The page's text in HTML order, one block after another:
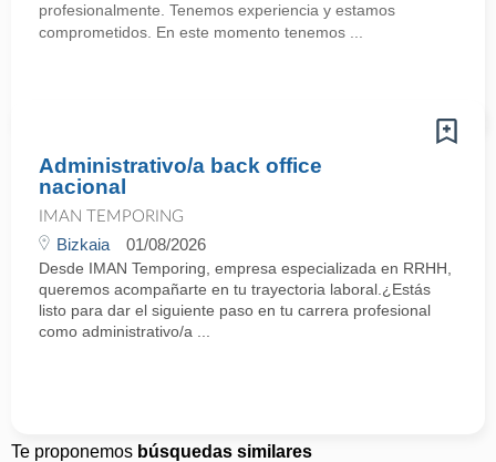
profesionalmente. Tenemos experiencia y estamos
comprometidos. En este momento tenemos ...
Administrativo/a back office
nacional
IMAN TEMPORING
Bizkaia 01/08/2026
Desde IMAN Temporing, empresa especializada en RRHH,
queremos acompañarte en tu trayectoria laboral.¿Estás
listo para dar el siguiente paso en tu carrera profesional
como administrativo/a ...
Te proponemos búsquedas similares